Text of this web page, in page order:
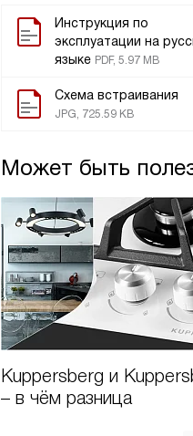
Инструкция по
эксплуатации на
языке PDF, 5.97 MB
Схема встраивания
JPG, 725.59 KB
Может быть
Kuppersberg и
– в чём разница